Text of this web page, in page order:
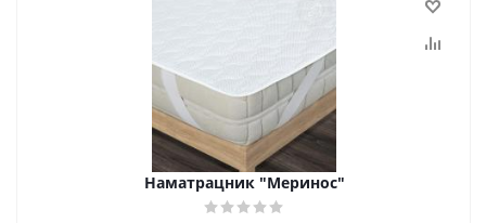
Наматрацник "Меринос"